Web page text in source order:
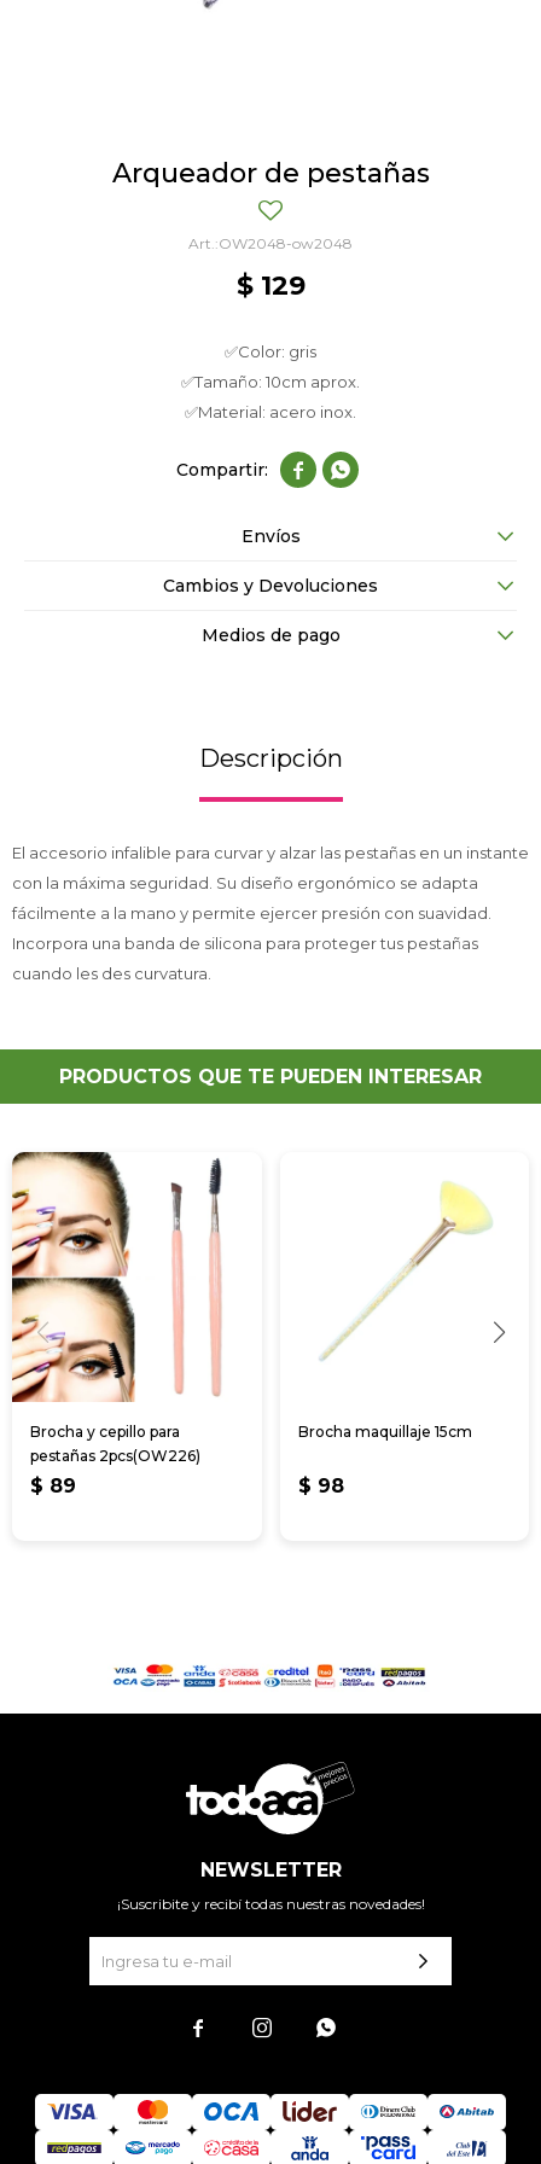
Arqueador de pestañas
OW2048-ow2048
$ 129
✅Color: gris
✅Tamaño: 10cm aprox.
✅Material: acero inox.
 
Envíos
Cambios y Devoluciones
Medios de pago
Descripción
El accesorio infalible para curvar y alzar las pestañas en un instante
con la máxima seguridad. Su diseño ergonómico se adapta
fácilmente a la mano y permite ejercer presión con suavidad.
Incorpora una banda de silicona para proteger tus pestañas
cuando les des curvatura.
PRODUCTOS QUE TE PUEDEN INTERESAR
Brocha y cepillo para
pestañas 2pcs(OW226)
$ 89
Brocha maquillaje 15cm
$ 98
NEWSLETTER
¡Suscribite y recibí todas nuestras novedades!
  